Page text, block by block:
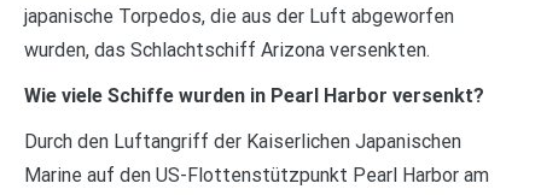
japanische Torpedos, die aus der Luft abgeworfen
wurden, das Schlachtschiff Arizona versenkten.
Wie viele Schiffe wurden in Pearl Harbor versenkt?
Durch den Luftangriff der Kaiserlichen Japanischen
Marine auf den US-Flottenstützpunkt Pearl Harbor am